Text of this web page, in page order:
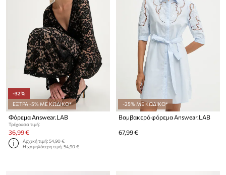
-32%
ΕΞΤΡΑ -5% ΜΕ ΚΩΔΙΚΟ*
Φόρεμα Answear.LAB
Τρέχουσα τιμή:
36,99 €
Αρχική τιμή:54,90 €
Η χαμηλότερη τιμή:54,90 €
-25% ΜΕ ΚΩΔΙΚΟ*
Βαμβακερό φόρεμα Answear.LAB
67,99 €